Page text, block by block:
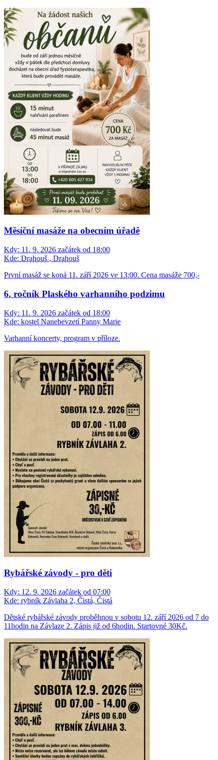
Měsíční masáže na obecním úřadě
Kdy: 11. 9. 2026 začátek od 18:00
Kde: Drahouš , Drahouš
První masáž se koná 11. září 2026 ve 13:00. Cena masáže 700,-
6. ročník Plaského varhanního podzimu
Kdy: 11. 9. 2026 začátek od 18:00
Kde: kostel Nanebevzetí Panny Marie
Varhanní koncerty, program v příloze.
Rybářské závody - pro děti
Kdy: 12. 9. 2026 začátek od 07:00
Kde: rybník Závlaha 2, Čistá, Čistá
Dětské rybářské závody proběhnou v sobotu 12. září 2026 od 7 do
11hodin na Závlaze 2. Zápis již od 6hodin. Startovné 30Kč.